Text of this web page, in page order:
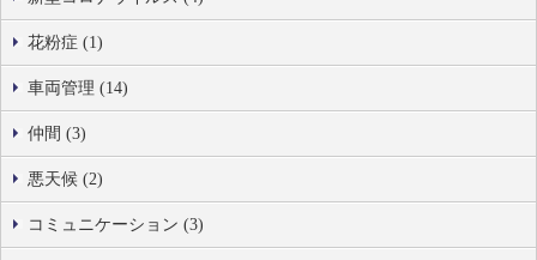
花粉症 (1)
車両管理 (14)
仲間 (3)
悪天候 (2)
コミュニケーション (3)